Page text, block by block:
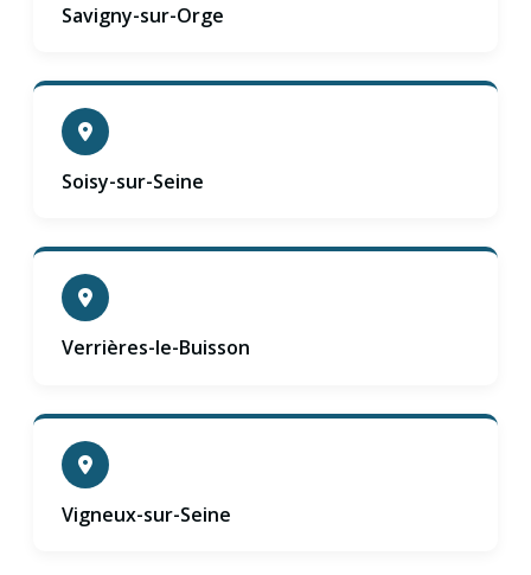
Savigny-sur-Orge
Soisy-sur-Seine
Verrières-le-Buisson
Vigneux-sur-Seine